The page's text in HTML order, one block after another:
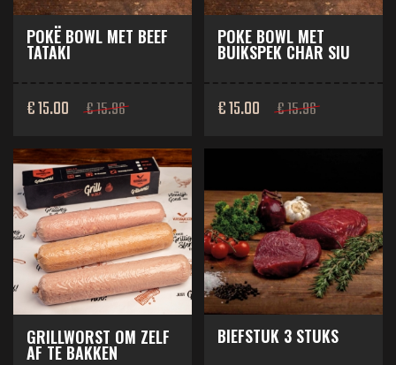
POKË BOWL MET BEEF
TATAKI
€ 15.00 € 15.96
POKE BOWL MET
BUIKSPEK CHAR SIU
€ 15.00 € 15.96
GRILLWORST OM ZELF
AF TE BAKKEN
BIEFSTUK 3 STUKS